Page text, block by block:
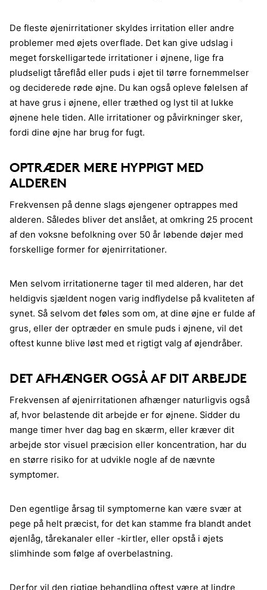
De fleste øjenirritationer skyldes irritation eller andre
problemer med øjets overflade. Det kan give udslag i
meget forskelligartede irritationer i øjnene, lige fra
pludseligt tåreflåd eller puds i øjet til tørre fornemmelser
og deciderede røde øjne. Du kan også opleve følelsen af
at have grus i øjnene, eller træthed og lyst til at lukke
øjnene hele tiden. Alle irritationer og påvirkninger sker,
fordi dine øjne har brug for fugt.
OPTRÆDER MERE HYPPIGT MED
ALDEREN
Frekvensen på denne slags øjengener optrappes med
alderen. Således bliver det anslået, at omkring 25 procent
af den voksne befolkning over 50 år løbende døjer med
forskellige former for øjenirritationer.
Men selvom irritationerne tager til med alderen, har det
heldigvis sjældent nogen varig indflydelse på kvaliteten af
synet. Så selvom det føles som om, at dine øjne er fulde af
grus, eller der optræder en smule puds i øjnene, vil det
oftest kunne blive løst med et rigtigt valg af øjendråber.
DET AFHÆNGER OGSÅ AF DIT ARBEJDE
Frekvensen af øjenirritationen afhænger naturligvis også
af, hvor belastende dit arbejde er for øjnene. Sidder du
mange timer hver dag bag en skærm, eller kræver dit
arbejde stor visuel præcision eller koncentration, har du
en større risiko for at udvikle nogle af de nævnte
symptomer.
Den egentlige årsag til symptomerne kan være svær at
pege på helt præcist, for det kan stamme fra blandt andet
øjenlåg, tårekanaler eller -kirtler, eller opstå i øjets
slimhinde som følge af overbelastning.
Derfor vil den rigtige behandling oftest være at lindre